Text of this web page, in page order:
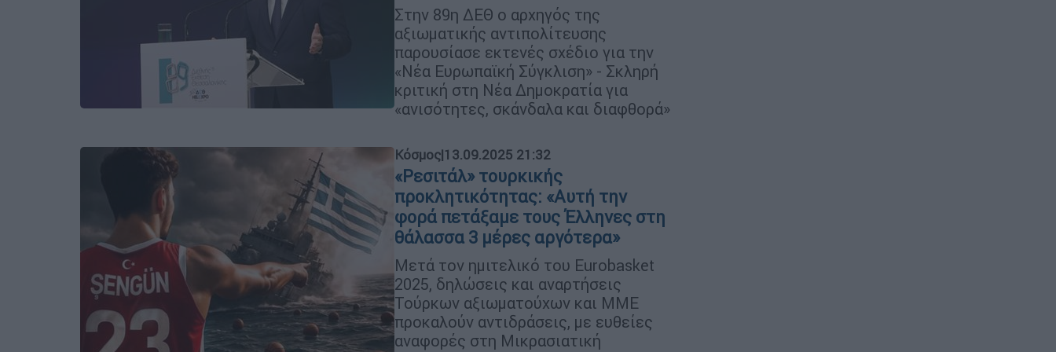
Στην 89η ΔΕΘ ο αρχηγός της
αξιωματικής αντιπολίτευσης
παρουσίασε εκτενές σχέδιο για την
«Νέα Ευρωπαϊκή Σύγκλιση» - Σκληρή
κριτική στη Νέα Δημοκρατία για
«ανισότητες, σκάνδαλα και διαφθορά»
Κόσμος|13.09.2025 21:32
«Ρεσιτάλ» τουρκικής
προκλητικότητας: «Αυτή την
φορά πετάξαμε τους Έλληνες στη
θάλασσα 3 μέρες αργότερα»
Μετά τον ημιτελικό του Eurobasket
2025, δηλώσεις και αναρτήσεις
Τούρκων αξιωματούχων και ΜΜΕ
προκαλούν αντιδράσεις, με ευθείες
αναφορές στη Μικρασιατική